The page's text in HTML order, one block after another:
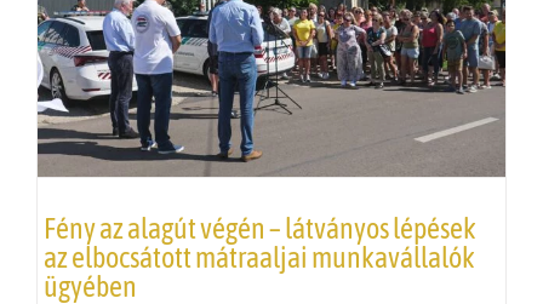
Fény az alagút végén – látványos lépések
az elbocsátott mátraaljai munkavállalók
ügyében